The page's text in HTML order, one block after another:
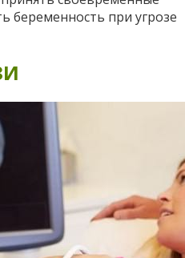
беременность при угрозе